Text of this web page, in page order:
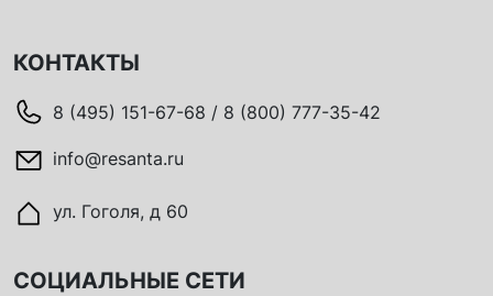
КОНТАКТЫ
8 (495) 151-67-68 / 8 (800) 777-35-42
info@resanta.ru
ул. Гоголя, д 60
СОЦИАЛЬНЫЕ СЕТИ